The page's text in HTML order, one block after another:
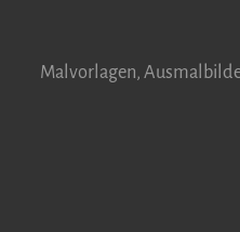
Malvorlagen,